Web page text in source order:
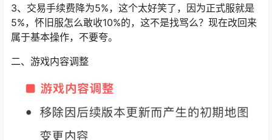
3、交易手续费降为5%，这个太好笑了，因为正式服就是
5%，怀旧服怎么敢收10%的，这不是找骂么？现在改回来
属于基本操作，不要夸。
二、游戏内容调整